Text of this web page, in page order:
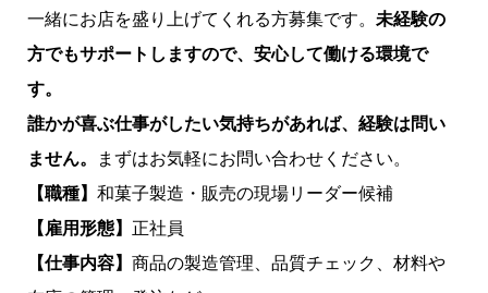
一緒にお店を盛り上げてくれる方募集です。 未経験の
方でもサポートしますので、安心して働ける環境で
す。
誰かが喜ぶ仕事がしたい気持ちがあれば、経験は問い
ません。 まずはお気軽にお問い合わせください。
【職種】 和菓子製造・販売の現場リーダー候補
【雇用形態】 正社員
【仕事内容】 商品の製造管理、品質チェック、材料や